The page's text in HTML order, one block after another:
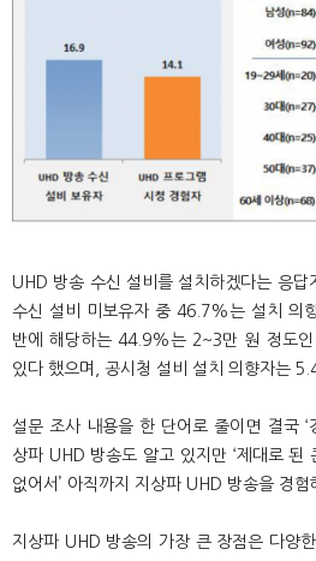
UHD 방송 수신 설비를 설치하겠다는 응
수신 설비 미보유자 중 46.7%는 설치 의
반에 해당하는 44.9%는 2~3만 원 정도인
있다 했으며, 공시청 설비 설치 의향자는
설문 조사 내용을 한 단어로 줄이면 결국 ‘
상파 UHD 방송도 알고 있지만 ‘제대로 된
없어서’ 아직까지 지상파 UHD 방송을 경험
지상파 UHD 방송의 가장 큰 장점은 다양